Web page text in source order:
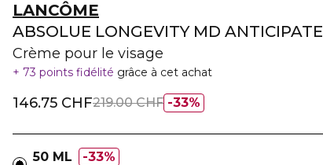
LANCÔME
ABSOLUE LONGEVITY MD ANTICIPATE
Crème pour le visage
73 points fidélité grâce à cet achat
33%
146.75 CHF219.00 CHF
50 ML 33%